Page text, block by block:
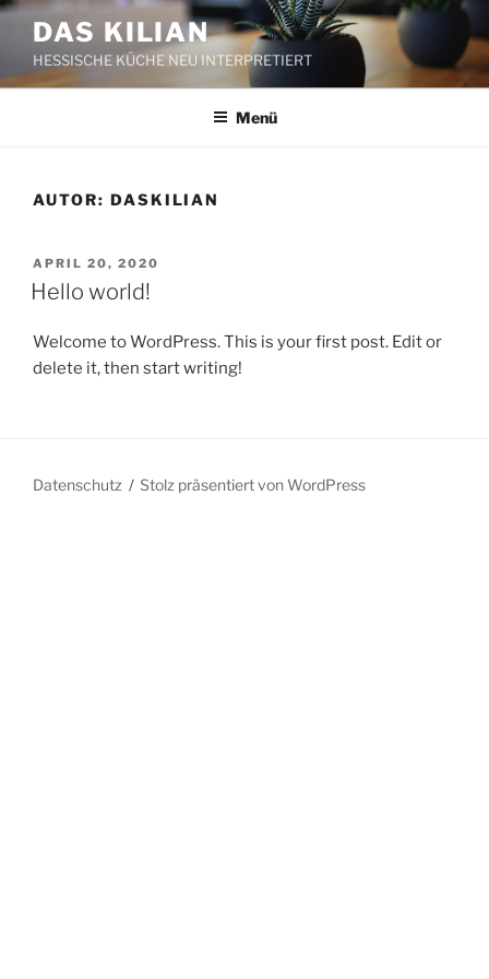
Zum
Inhalt
springen
DAS KILIAN
HESSISCHE KÜCHE NEU INTERPRETIERT
Menü
AUTOR: DASKILIAN
VERÖFFENTLICHT
AM
APRIL 20, 2020
Hello world!
Welcome to WordPress. This is your first post. Edit or
delete it, then start writing!
Datenschutz Stolz präsentiert von WordPress